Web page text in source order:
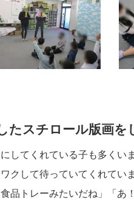
スチロール版画を
してくれている子も多くい
クして待っていてくれてい
品トレーみたいだね」「